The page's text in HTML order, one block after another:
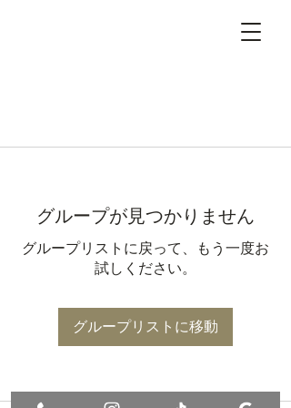
グループが見つかりません
グループリストに戻って、もう一度お
試しください。
グループリストに移動